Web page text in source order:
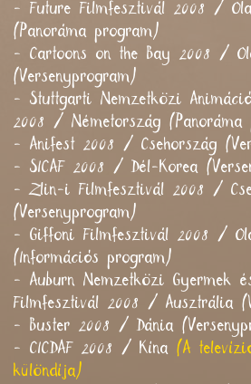
- Future Filmfesztivál 2008 /
(Panoráma program)
- Cartoons on the Bay 2008 /
(Versenyprogram)
- Stuttgarti Nemzetközi
2008 / Németország (Panoráma
- Anifest 2008 / Csehország
- SICAF 2008 / Dél-Korea
- Zlin-i Filmfesztivál 2008 /
(Versenyprogram)
- Giffoni Filmfesztivál 2008 /
(Információs program)
- Auburn Nemzetközi Gyermek
Filmfesztivál 2008 / Ausztrália
- Buster 2008 / Dánia
- CICDAF 2008 / Kína (A
különdíja)